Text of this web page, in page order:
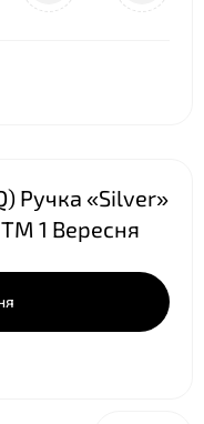
Ручка «Silver»
1 Вересня